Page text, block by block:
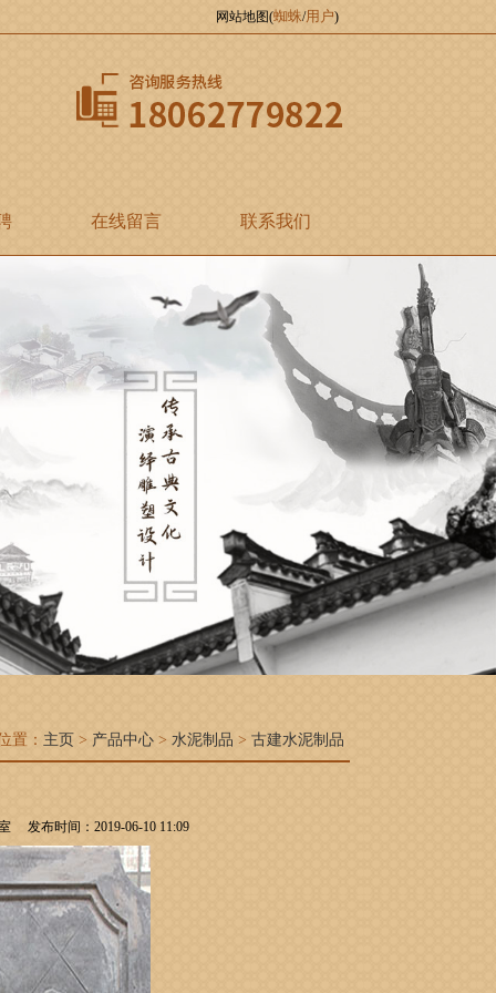
网站地图(蜘蛛/用户)
在线留言 联系我们
置： 主页 > 产品中心> 水泥制品 > 古建水泥制品
发布时间：2019-06-10 11:09